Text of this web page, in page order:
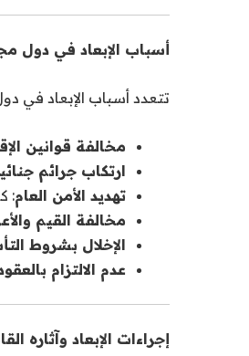
أسباب الإبعاد في دول
تتعدد أسباب الإبعاد في
مخالفة قوانين
ارتكاب جرائم
تهديد الأمن العام:
مخالفة القيم
الإخلال بشروط
عدم الالتزام
إجراءات الإبعاد وآثاره